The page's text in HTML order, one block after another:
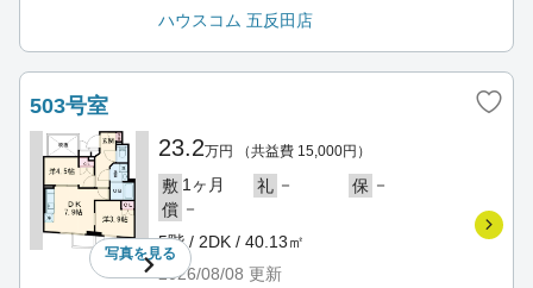
ハウスコム 五反田店
503号室
写真を見る
23.2万円 （共益費 15,000円）
敷 1ヶ月 礼 － 保 －
償 －
5階 / 2DK / 40.13㎡
2026/08/08 更新